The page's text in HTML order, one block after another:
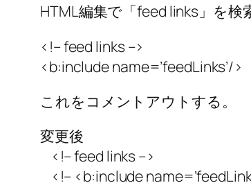
HTML編集で「feed links」を検
<!– feed links –>
<b:include name=’feedLinks’/>
これをコメントアウトする。
変更後
<!– feed links –>
<!– <b:include